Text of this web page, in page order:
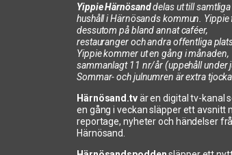
Yippie Härnösanddelas ut till samtliga
hushåll i Härnösands kommun.
dessutom på bland annat caféer,
restauranger och andra offentliga
Yippie kommer ut en gång i månaden,
sammanlagt 11 nr/år (uppehåll under
Sommar- och julnumren är extra tjocka.
Härnösand.tvär en digital tv-kanal
en gång i veckan släpper ett avsnitt
reportage, nyheter och händelser
Härnösand.